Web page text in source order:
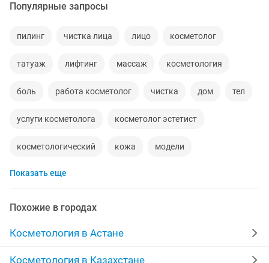
Популярные запросы
пилинг чистка лица лицо косметолог
татуаж лифтинг массаж косметология
боль работа косметолог чистка дом тел
услуги косметолога косметолог эстетист
косметологический кожа модели
модели для
ткани медицински
для массажа акция удаление татуажа
Показать еще
Похожие в городах
Косметология в Астане
Косметология в Казахстане